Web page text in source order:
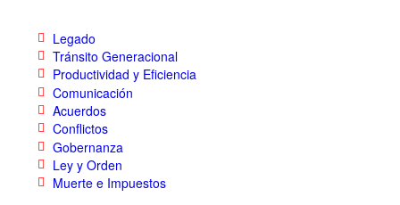
Legado
Tránsito Generacional
Productividad y Eficiencia
Comunicación
Acuerdos
Conflictos
Gobernanza
Ley y Orden
Muerte e Impuestos